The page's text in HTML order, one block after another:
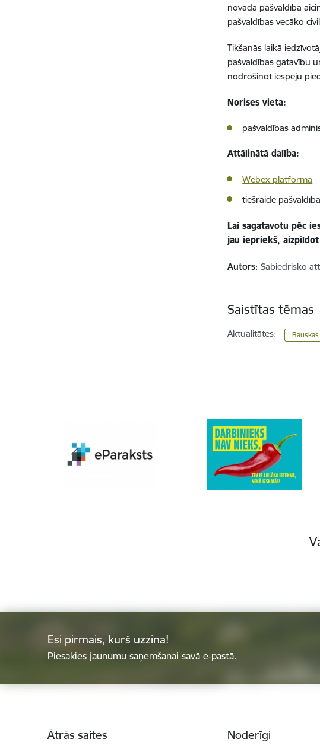
novada pašvaldība
pašvaldības vecāko
Tikšanās laikā
pašvaldības gatavību
nodrošinot iespēju
Norises vieta:
pašvaldības
Attālinātā dalība:
Webex platformā
tiešraidē
Lai sagatavotu pēc
jau iepriekš,
Autors: Sabiedrisko
Saistītas tēmas
Aktualitātes:
Esi pirmais, kurš uzzina!
Piesakies jaunumu saņemšanai savā e-pastā.
Ātrās saites Noderīgi